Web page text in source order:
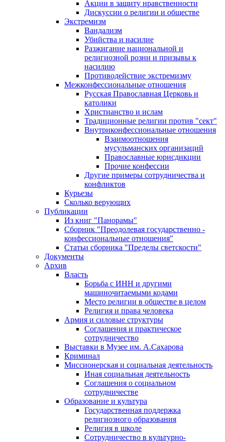
Акции в защиту нравственности
Дискуссии о религии и обществе
Экстремизм
Вандализм
Убийства и насилие
Разжигание национальной и
религиозной розни и призывы к
насилию
Противодействие экстремизму
Межконфессиональные отношения
Русская Православная Церковь и
католики
Христианство и ислам
Традиционные религии против "сект"
Внутриконфессиональные отношения
Взаимоотношения
мусульманских организаций
Православные юрисдикции
Прочие конфессии
Другие примеры сотрудничества и
конфликтов
Курьезы
Сколько верующих
Публикации
Из книг "Панорамы"
Сборник "Преодолевая государственно -
конфессиональные отношения"
Статьи сборника "Пределы светскости"
Документы
Архив
Власть
Борьба с ИНН и другими
машиночитаемыми кодами
Место религии в обществе в целом
Религия и права человека
Армия и силовые структуры
Соглашения и практическое
сотрудничество
Выставки в Музее им. А.Сахарова
Криминал
Миссионерская и социальная деятельность
Иная социальная деятельность
Соглашения о социальном
сотрудничестве
Образование и культура
Государственная поддержка
религиозного образования
Религия в школе
Сотрудничество в культурно-